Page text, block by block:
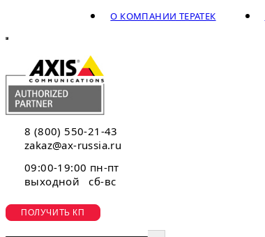
О КОМПАНИИ ТЕРАТЕК
8 (800) 550-21-43
zakaz@ax-russia.ru
09:00-19:00 пн-пт
выходной сб-вс
ПОЛУЧИТЬ КП